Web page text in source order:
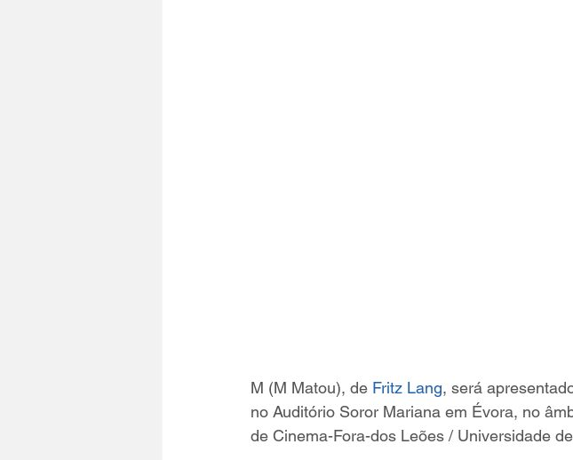
M (M Matou), de Fritz Lang, será
no Auditório Soror Mariana em Évora, no
de Cinema-Fora-dos Leões / Universidade